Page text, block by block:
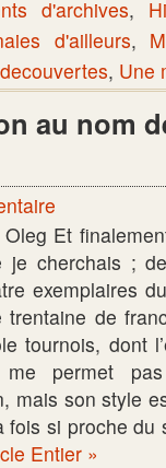
d'archives,
d'ailleurs,
, Une
au nom
Et
je cherchais ;
exemplaires
trentaine de
tournois, dont
permet pas
mais son style
si proche du
Entier »